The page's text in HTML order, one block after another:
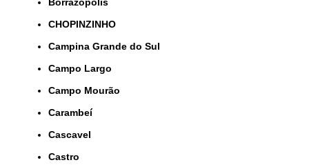
CHOPINZINHO
Campina Grande do Sul
Campo Largo
Campo Mourão
Carambeí
Cascavel
Castro